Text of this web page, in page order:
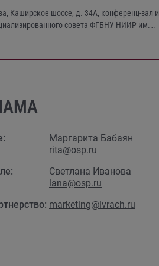
Каширское шоссе, д. 34А, конференц-зал и
совета ФГБНУ НИИР им.
Маргарита Бабаян
rita@osp.ru
Светлана Иванова
lana@osp.ru
marketing@lvrach.ru